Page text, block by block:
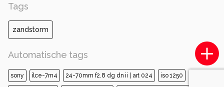
Tags
zandstorm
Automatische tags
sony ilce-7m4 24-70mm f2.8 dg dn ii | art 024 iso 1250